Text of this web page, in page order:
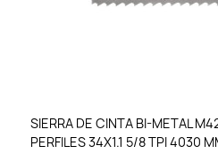
SIERRA DE CINTA BI-METAL
PERFILES 34X1.1 5/8 TPI 4030